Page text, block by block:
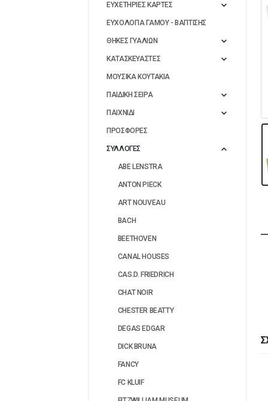
ΕΥΧΕΤΗΡΙΕΣ ΚΑΡΤΕΣ
ΕΥΧΟΛΟΓΙΑ ΓΑΜΟΥ - ΒΑΠΤΙΣΗΣ
ΘΗΚΕΣ ΓΥΑΛΙΩΝ
ΚΑΤΑΣΚΕΥΑΣΤΕΣ
ΜΟΥΣΙΚΑ ΚΟΥΤΑΚΙΑ
ΠΑΙΔΙΚΗ ΣΕΙΡΑ
ΠΑΙΧΝΙΔΙ
ΠΡΟΣΦΟΡΕΣ
ΣΥΛΛΟΓΕΣ
ABE LENSTRA
ANTON PIECK
ART NOUVEAU
BACH
BEETHOVEN
CANAL HOUSES
CAS.D. FRIEDRICH
CHAT NOIR
CHESTER BEATTY
DEGAS EDGAR
DICK BRUNA
FANCY
FC KLUIF